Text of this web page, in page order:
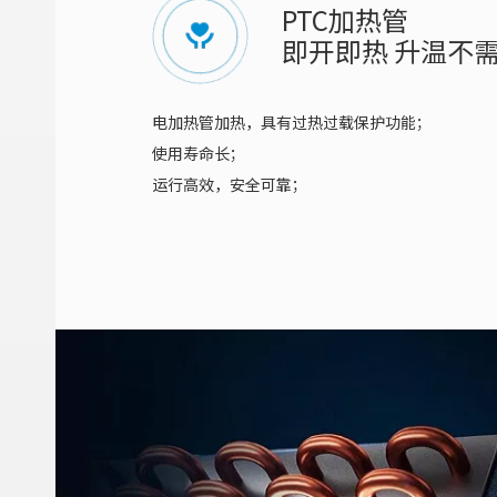
PTC加热管
即开即热 升温不
电加热管加热，具有过热过载保护功能；
使用寿命长；
运行高效，安全可靠；